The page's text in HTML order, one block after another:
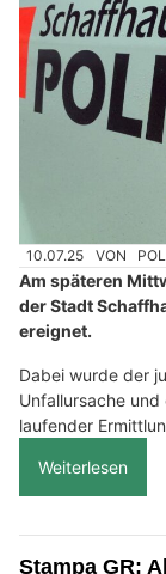
10.07.25 VON
Am späteren
der Stadt
ereignet.
Dabei wurde der
Unfallursache
laufender
Weiterlesen
Stampa GR: